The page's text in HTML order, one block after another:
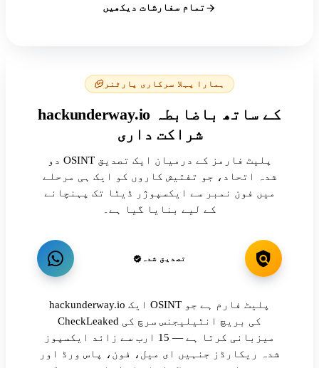
تمام سفارشات دیکھیں
ہمارا پہلا سرکاری پارٹنر
hackunderway.io کے ساتھ باضابطہ
شراکت داری
دو OSINT پلیٹ فارمز کے درمیان ایک تصدیق
شدہ اتحاد، جو تفتیش کاروں کو ایک ہی مرحلے
میں فون نمبر سے ایکسپوژر ڈیٹا تک پہنچانے
کے لیے بنایا گیا ہے۔
تصدیق شدہ
hackunderway.io ایک OSINT پلیٹ فارم ہے جو
CheckLeaked کی بریچ انٹیلیجنس سرچ کی
میزبانی کرتا ہے — 15 ارب سے زائد ایکسپوز
شدہ ریکارڈز جنہیں ای میل، فون، پاس ورڈ اور